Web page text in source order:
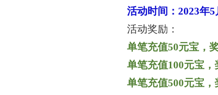
活动时间：2023年
活动奖励：
单笔充值50元宝，
单笔充值100元宝
单笔充值500元宝